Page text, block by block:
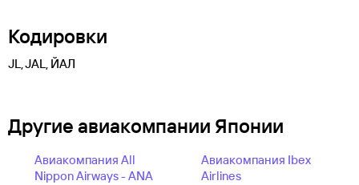
Кодировки
JL, JAL, ЙАЛ
Другие авиакомпании Японии
Авиакомпания All
Nippon Airways - ANA
Авиакомпания Ibex
Airlines